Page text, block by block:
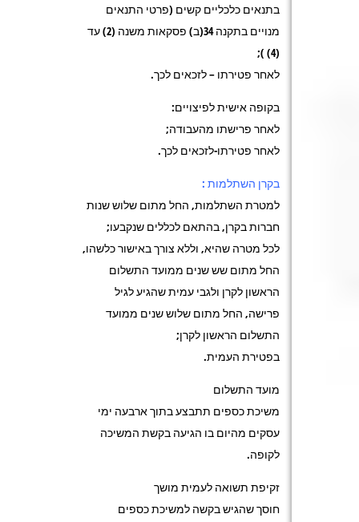
בתנאים כלכליים קשים (פרטי התנאים
מנויים בתקנה 34(ב) פסקאות משנה (2) עד
(4) );
לאחר פטירתו – לזכאים לכך.
בקופה אישית לפיצויים:
לאחר פרישתו מהעבודה;
לאחר פטירתו-לזכאים לכך.
בקרן השתלמות :
למטרת השתלמות, החל מתום שלוש שנות
חברות בקרן, בהתאם לכללים שנקבעו;
לכל מטרה שהיא, וללא צורך באישור כלשהו,
החל מתום שש שנים ממועד התשלום
הראשון לקרן ולגבי עמית שהגיע לגיל
פרישה, החל מתום שלוש שנים ממועד
התשלום הראשון לקרן;
בפטירת העמית.
מועד התשלום
משיכת כספים תתבצע בתוך ארבעה ימי
עסקים מהיום בו הגיעה בקשת המשיכה
לקופה.
זקיפת תשואה לעמית מושך
חוסך שהגיש בקשה למשיכת כספים